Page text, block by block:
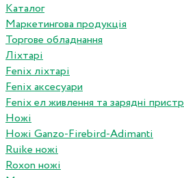
Каталог
Маркетингова продукція
Торгове обладнання
Ліхтарі
Fenix ліхтарі
Fenix аксесуари
Fenix ел живлення та зарядні
Ножі
Ножі Ganzo-Firebird-Adimanti
Ruike ножі
Roxon ножi